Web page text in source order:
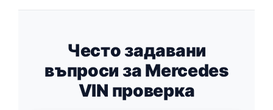
Често задавани
въпроси за Mercedes
VIN проверка